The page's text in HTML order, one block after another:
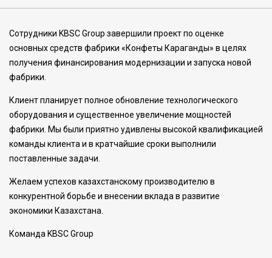
Сотрудники KBSC Group завершили проект по оценке
основных средств фабрики «Конфеты Караганды» в целях
получения финансирования модернизации и запуска новой
фабрики.
Клиент планирует полное обновление технологического
оборудования и существенное увеличение мощностей
фабрики. Мы были приятно удивлены высокой квалификацией
команды клиента и в кратчайшие сроки выполнили
поставленные задачи.
Желаем успехов казахстанскому производителю в
конкурентной борьбе и внесении вклада в развитие
экономики Казахстана.
Команда KBSC Group